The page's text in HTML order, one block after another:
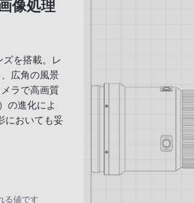
像処理
を搭載。レ
広角の風景
ラで高画質
の進化によ
においても妥
る値です